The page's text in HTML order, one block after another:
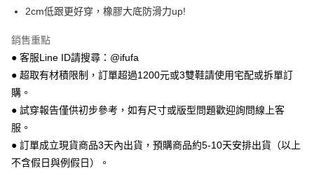
全盈+PAY
AFTEE先享後付
相關說明
【關於「AFTEE先享後付」】
AFTEE先享後付是「在收到商品之後才付款」的支付方式。 讓您購物簡單
１．簡單：不需註冊會員、不需綁卡、不需儲值。
２．便利：只要手機號碼，簡訊認證，即可結帳。
３．安心：先確認商品／服務後，再付款。
【「AFTEE先享後付」結帳流程】
ATM付款
全家 取貨付款
每筆NT$70，滿NT$999(含以上)免運費
2cm低跟更好穿，橡膠大底防滑力up!
銷售重點
● 客服Line ID請搜尋：@ifufa
● 超取有材積限制，訂單超過1200元或3雙鞋請使用宅配或拆單訂
購。
● 試穿報告僅供初步參考，如有尺寸或版型問題歡迎詢問線上客
服。
● 訂單成立現貨商品3天內出貨，預購商品約5-10天安排出貨（以上
不含假日與例假日）。